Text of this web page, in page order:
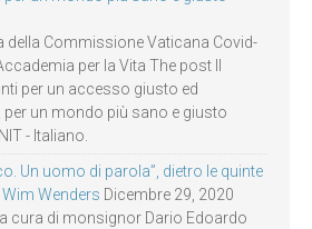
della Commissione Vaticana Covid-
per la Vita The post Il
per un accesso giusto ed
per un mondo più sano e giusto
- Italiano.
Un uomo di parola”, dietro le quinte
Wenders Dicembre 29, 2020
cura di monsignor Dario Edoardo